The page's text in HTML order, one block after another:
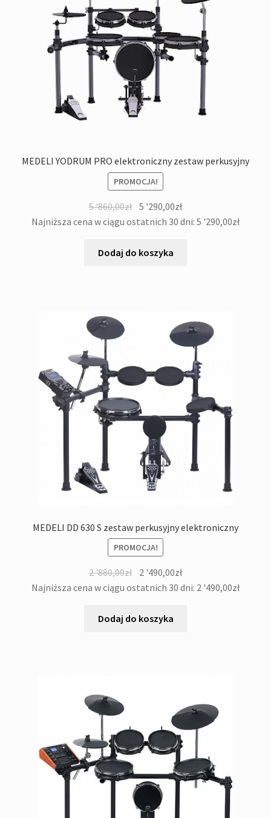
MEDELI YODRUM PRO elektroniczny zestaw perkusyjny
PROMOCJA!
5 '860,00zł Pierwotna
cena
5
5 '290,00złAktualna
cena
Najniższa cena w ciągu ostatnich 30 dni: 5 '290,00zł
Dodaj do koszyka
MEDELI DD 630 S zestaw perkusyjny elektroniczny
PROMOCJA!
2 '880,00zł Pierwotna
cena
2
2 '490,00złAktualna
cena
Najniższa cena w ciągu ostatnich 30 dni: 2 '490,00zł
Dodaj do koszyka